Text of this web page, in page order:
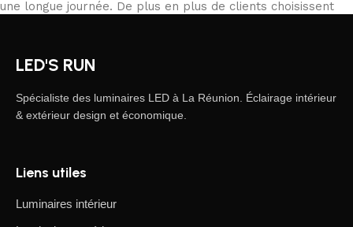
une longue journée. De plus en plus de clients choisissent
correspond à leurs besoins. Notre catalogue inclut des
professionnels.
Les fabricants de luminaires LED proposent des créations
modèles uniques conçus par des artisans professionnels,
LED'S RUN
Spécialiste des luminaires LED à La Réunion. Éclairage intérieur
& extérieur design et économique.
Liens utiles
Luminaires intérieur